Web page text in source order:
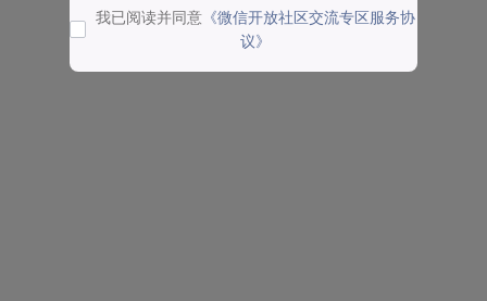
我已阅读并同意 《微信开放社区交流专区服务协
议》